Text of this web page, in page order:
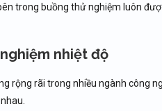
trong buồng thử nghiệm luôn
nhiệt độ
rộng rãi trong nhiều ngành công